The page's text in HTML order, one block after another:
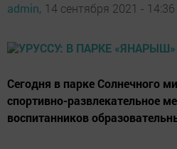
admin, 14 сентября 2021 - 14:36
Сегодня в парке Солнечного
спортивно-развлекательное
воспитанников